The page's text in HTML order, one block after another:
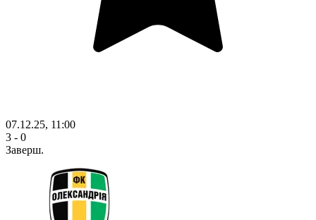
07.12.25, 11:00
3 - 0
Заверш.